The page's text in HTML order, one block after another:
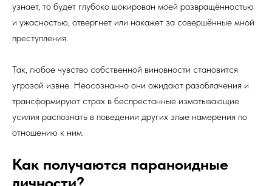
узнает, то будет глубоко шокирован моей развращённостью
и ужасностью, отвергнет или накажет за совершённые мной
преступления.
Так, любое чувство собственной виновности становится
угрозой извне. Неосознанно они ожидают разоблачения и
трансформируют страх в беспрестанные изматывающие
усилия распознать в поведении других злые намерения по
отношению к ним.
Как получаются параноидные